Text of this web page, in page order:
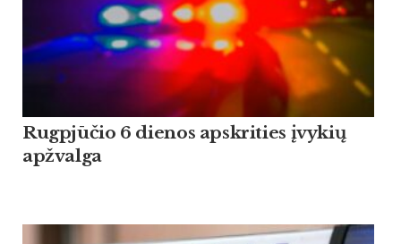
Rugpjūčio 6 dienos apskrities įvykių
apžvalga